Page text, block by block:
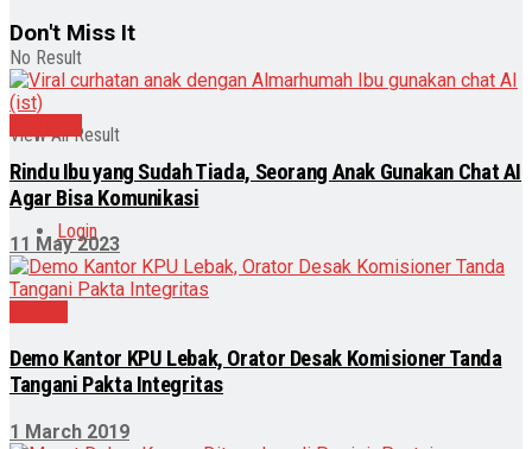
No Result
View All Result
Login
Don't Miss It
Rindu Ibu yang Sudah Tiada, Seorang Anak Gunakan Chat AI
Agar Bisa Komunikasi
11 May 2023
Demo Kantor KPU Lebak, Orator Desak Komisioner Tanda
Tangani Pakta Integritas
1 March 2019